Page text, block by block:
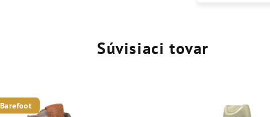
Súvisiaci tovar
Barefoot